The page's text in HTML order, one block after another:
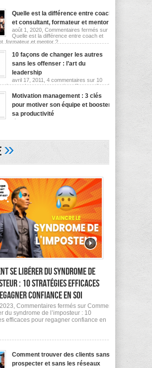
Quelle est la différence entre coach
et consultant, formateur et mentor ?
août 1, 2020, Commentaires fermés sur
Quelle est la différence entre coach et
formateur et mentor ?
10 façons de changer les autres
sans les offenser : l’art du
leadership
avril 17, 2011, 4 commentaires sur 10
changer les autres sans les offenser : l’art du
Motivation management : 3 clés
pour motiver son équipe et booster
sa productivité
février 24, 2011,
»
se libérer du syndrome de
: 10 stratégies efficaces
confiance en soi
Commentaires fermés sur Comment
du syndrome de l’imposteur : 10
efficaces pour regagner confiance en
Comment trouver des clients sans
prospecter et sans les réseaux